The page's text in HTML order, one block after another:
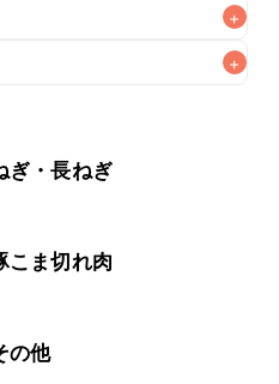
+
+
い。
ぎ・長ねぎ
こま切れ肉
の他